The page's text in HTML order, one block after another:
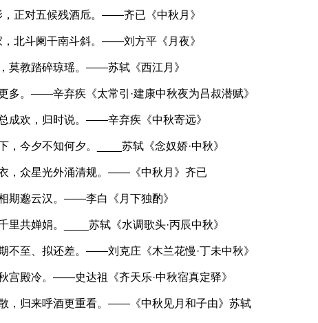
正对五候残酒卮。——齐已《中秋月》
北斗阑干南斗斜。——刘方平《月夜》
莫教踏碎琼瑶。——苏轼《西江月》
多。——辛弃疾《太常引·建康中秋夜为吕叔潜赋》
成欢，归时说。——辛弃疾《中秋寄远》
，今夕不知何夕。____苏轼《念奴娇·中秋》
，众星光外涌清规。——《中秋月》齐已
期邈云汉。——李白《月下独酌》
里共婵娟。____苏轼《水调歌头·丙辰中秋》
不至、拟还差。——刘克庄《木兰花慢·丁未中秋》
宫殿冷。——史达祖《齐天乐·中秋宿真定驿》
，归来呼酒更重看。——《中秋见月和子由》苏轼